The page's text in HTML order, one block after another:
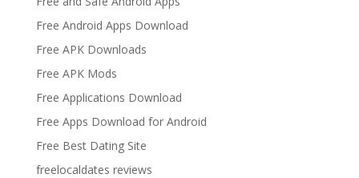
Free Android Apps Download
Free APK Downloads
Free APK Mods
Free Applications Download
Free Apps Download for Android
Free Best Dating Site
freelocaldates reviews